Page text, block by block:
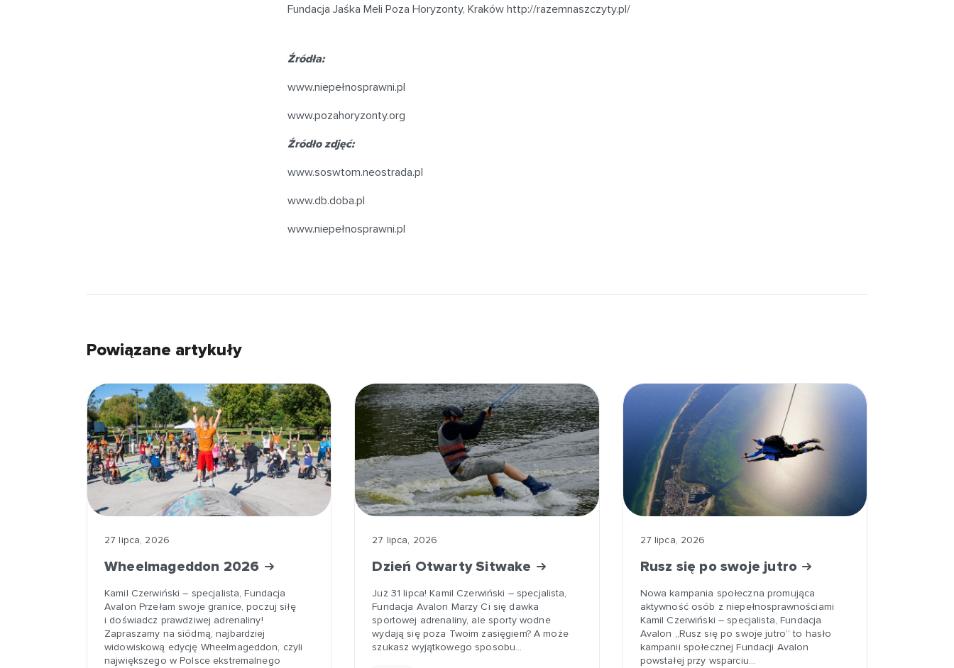
Fundacja Jaśka Meli Poza Horyzonty, Kraków http://razemnaszczyty.pl/
Źródła:
www.niepełnosprawni.pl
www.pozahoryzonty.org
Źródło zdjęć:
www.soswtom.neostrada.pl
www.db.doba.pl
www.niepełnosprawni.pl
Powiązane artykuły
27 lipca, 2026
Wheelmageddon 2026
Kamil Czerwiński – specjalista, Fundacja
Avalon Przełam swoje granice, poczuj siłę
i doświadcz prawdziwej adrenaliny!
Zapraszamy na siódmą, najbardziej
widowiskową edycję Wheelmageddon, czyli
największego w Polsce ekstremalnego
27 lipca, 2026
Dzień Otwarty Sitwake
Już 31 lipca! Kamil Czerwiński – specjalista,
Fundacja Avalon Marzy Ci się dawka
sportowej adrenaliny, ale sporty wodne
wydają się poza Twoim zasięgiem? A może
szukasz wyjątkowego sposobu…
27 lipca, 2026
Rusz się po swoje jutro
Nowa kampania społeczna promująca
aktywność osób z niepełnosprawnościami
Kamil Czerwiński – specjalista, Fundacja
Avalon „Rusz się po swoje jutro” to hasło
kampanii społecznej Fundacji Avalon
powstałej przy wsparciu…